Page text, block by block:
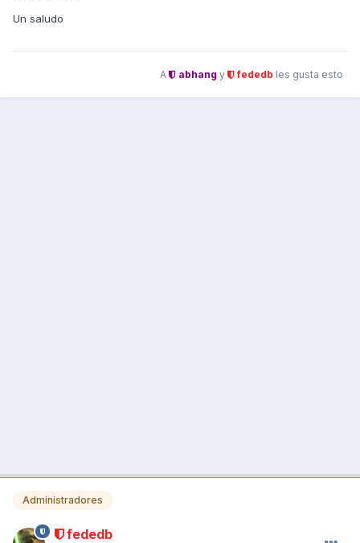
Un saludo
A abhang y fededb les gusta esto
Administradores
fededb